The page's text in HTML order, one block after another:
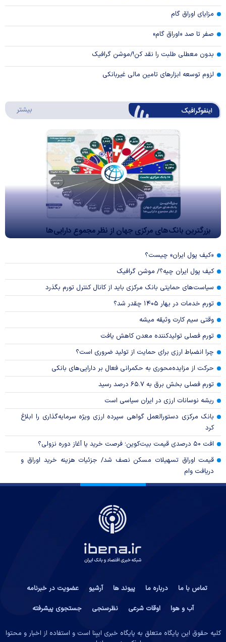
مزایای اوراق گام
صفر تا صد «اوراق گام»
بدون معطلی طلبت را نقد کن!/موشن گرافیک
لزوم توسعه ابزارهای تامین مالی غیربانکی
اینفوگرافیک بیشتر
بزرگترین بانک‌های مرکزی جهان از نظر مجموع دارایی‌ها
«کیف پول ایران» چیست؟
کیف پول ایران چیه؟/ موشن گرافیک
سیاست‌های حمایتی بانک مرکزی باید از کانال کنترل تورم بگذرد
تورم خدمات در بهار ۱۴۰۵ چقدر شد؟
وقتی سیم کارت وثیقه میشه
تورم فصلی تولیدکننده معدن کاهش یافت
چرا انضباط ارزی برای حمایت از تولید ضروری است؟
حرکت از مزایده‌محوری به حکمرانی فعال بر دارایی‌های بانکی
تورم فصلی بخش برق به ۶۵.۷ درصد رسید
ریشه نوسانات ارزی در ایران سیاسی است
بانک مرکزی دستورالعمل گواهی سپرده ارزی ویژه سرمایه‌گذاری را ابلاغ
کرد
افت ۵۰ درصدی قیمت بیت‌کوین؛ فرصت خرید یا آغاز دوره نزولی؟
قیمت اوراق تسهیلات مسکن نصف شد/ جزئیات هزینه خرید اوراق و
دریافت وام
تماس با ما درباره ما پیوند ها آرشیو
عضویت در خبرنامه
آب و هوا
اوقات شرعی نظرسنجی جستجوی پیشرفته
کلیه حقوق این پایگاه متعلق به پایگاه خبری ایبِنا است و استفاده از اخبار و محتوا